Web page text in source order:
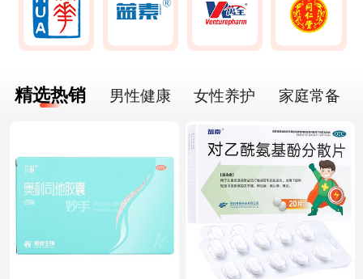
精选热销 男性健康 女性养护 家庭常备